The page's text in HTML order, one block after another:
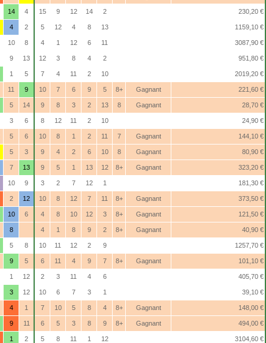
14 4 15 9 12 14 2 230,20 €
4 2 5 12 4 8 13 1159,10 €
10 8 4 1 12 6 11 3087,90 €
9 13 12 3 8 4 2 951,80 €
1 5 7 4 11 2 10 2019,20 €
11 9 10 7 6 9 5 8+ Gagnant 221,60 €
5 14 9 8 3 2 13 8 Gagnant 28,70 €
3 6 8 12 11 2 10 24,90 €
5 6 10 8 1 2 11 7 Gagnant 144,10 €
5 3 9 4 2 6 10 8 Gagnant 80,90 €
7 13 9 5 1 13 12 8+ Gagnant 323,20 €
10 9 3 2 7 12 1 181,30 €
2 12 10 8 12 7 11 8+ Gagnant 373,50 €
10 6 4 8 10 12 3 8+ Gagnant 121,50 €
8 4 1 8 9 2 8+ Gagnant 40,90 €
5 8 10 11 12 2 9 1257,70 €
9 5 6 11 4 9 7 8+ Gagnant 101,10 €
1 12 2 3 11 4 6 405,70 €
3 12 10 6 7 3 1 39,10 €
4 1 7 10 5 8 4 8+ Gagnant 148,00 €
9 11 6 5 3 8 9 8+ Gagnant 494,00 €
1 2 5 8 11 1 12 3104,60 €